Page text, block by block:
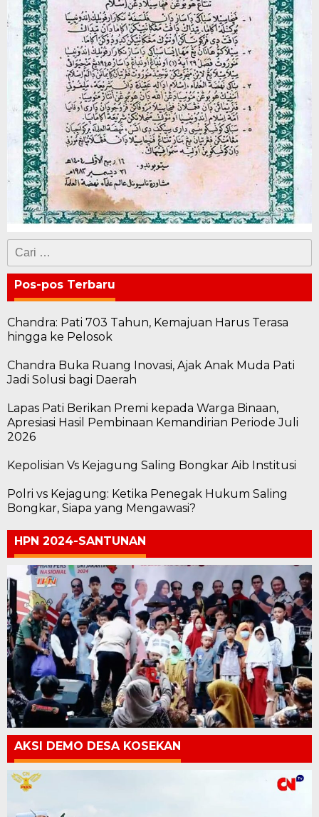
Cari
untuk:
Pos-pos Terbaru
Chandra: Pati 703 Tahun, Kemajuan Harus Terasa
hingga ke Pelosok
Chandra Buka Ruang Inovasi, Ajak Anak Muda Pati
Jadi Solusi bagi Daerah
Lapas Pati Berikan Premi kepada Warga Binaan,
Apresiasi Hasil Pembinaan Kemandirian Periode Juli
2026
Kepolisian Vs Kejagung Saling Bongkar Aib Institusi
Polri vs Kejagung: Ketika Penegak Hukum Saling
Bongkar, Siapa yang Mengawasi?
HPN 2024-SANTUNAN
AKSI DEMO DESA KOSEKAN